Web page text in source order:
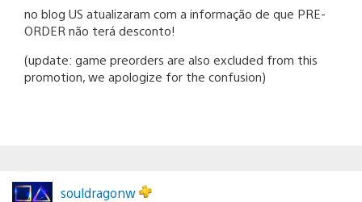
no blog US atualizaram com a informação de que PRE-
ORDER não terá desconto!
(update: game preorders are also excluded from this
promotion, we apologize for the confusion)
souldragonw